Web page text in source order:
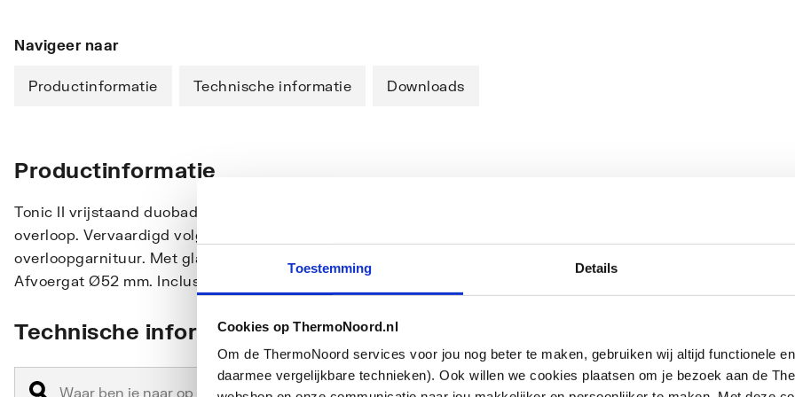
Toestemming Details
Cookies op ThermoNoord.nl
Om de ThermoNoord services voor jou nog beter te maken, gebruiken wij altijd functionele
daarmee vergelijkbare technieken). Ook willen we cookies plaatsen om je bezoek aan de
Navigeer naar
Productinformatie Technische informatie Downloads
Productinformatie
Tonic II vrijstaand duobad 1800 x 800 mm van acryl DIN EN 263. Voor vulling van bad via
overloop. Vervaardigd volgens DIN EN 14516 en DIN EN 198. Inclusief afvoer- en
overloopgarnituur. Met glasvezel verstevigd. Ingewerkte bodem- en randversteviging.
Afvoergat Ø52 mm. Inclusief montageset voor plaatsing op betegelde vloer.
Technische informatie